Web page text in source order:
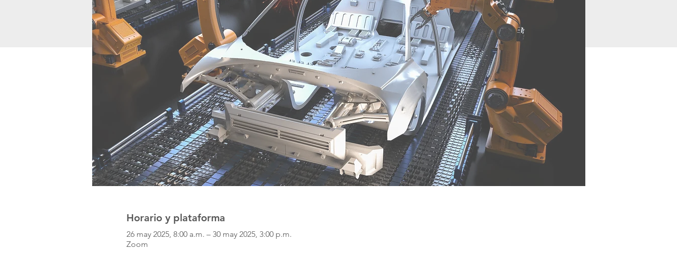
Horario y plataforma
26 may 2025, 8:00 a.m. – 30 may 2025, 3:00 p.m.
Zoom